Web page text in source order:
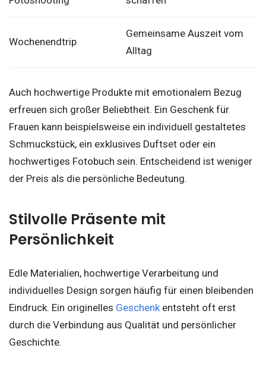
Wochenendtrip
Gemeinsame Auszeit vom
Alltag
Auch hochwertige Produkte mit emotionalem Bezug
erfreuen sich großer Beliebtheit. Ein Geschenk für
Frauen kann beispielsweise ein individuell gestaltetes
Schmuckstück, ein exklusives Duftset oder ein
hochwertiges Fotobuch sein. Entscheidend ist weniger
der Preis als die persönliche Bedeutung.
Stilvolle Präsente mit
Persönlichkeit
Edle Materialien, hochwertige Verarbeitung und
individuelles Design sorgen häufig für einen bleibenden
Eindruck. Ein originelles Geschenkentsteht oft erst
durch die Verbindung aus Qualität und persönlicher
Geschichte.